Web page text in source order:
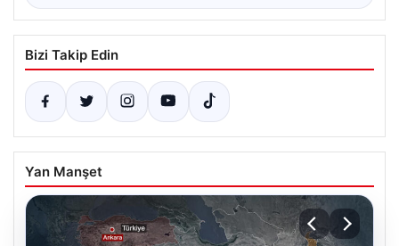
Bizi Takip Edin
Yan Manşet